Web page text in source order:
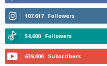
107,617 Followers
54,600 Followers
639,000 Subscribers